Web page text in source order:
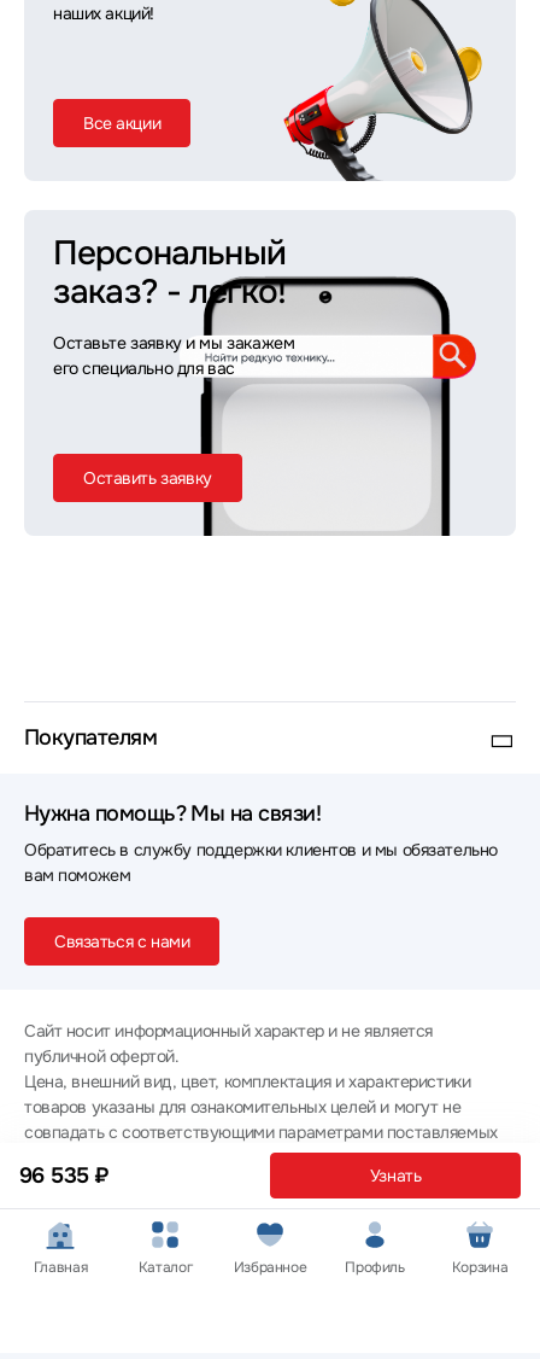
96 535 ₽ Узнать
наших акций!
Все акции
Персональный
заказ? - легко!
Оставьте заявку и мы закажем
его специально для вас
Оставить заявку
Покупателям
Нужна помощь? Мы на связи!
Обратитесь в службу поддержки клиентов и мы обязательно
вам поможем
Связаться с нами
Сайт носит информационный характер и не является
публичной офертой.
Цена, внешний вид, цвет, комплектация и характеристики
товаров указаны для ознакомительных целей и могут не
совпадать с соответствующими параметрами поставляемых
товаров - уточняйте информацию у менеджера при
оформлении заказа.
Политика конфиденциальности
© 2012 — 2026 ООО «Эпл Тэк»
Главная Каталог Избранное Профиль Корзина